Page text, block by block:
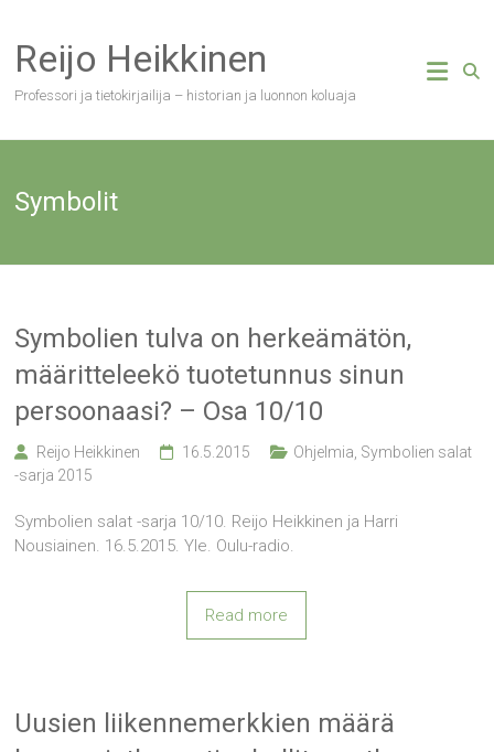
content
Reijo Heikkinen
Professori ja tietokirjailija – historian ja luonnon koluaja
Symbolit
Symbolien tulva on herkeämätön,
määritteleekö tuotetunnus sinun
persoonaasi? – Osa 10/10
Reijo Heikkinen 16.5.2015 Ohjelmia Symbolien salat
-sarja 2015
Symbolien salat -sarja 10/10. Reijo Heikkinen ja Harri
Nousiainen. 16.5.2015. Yle. Oulu-radio.
Read more
Uusien liikennemerkkien määrä